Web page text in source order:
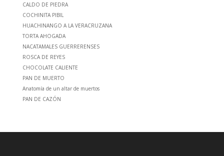
CALDO DE PIEDRA
COCHINITA PIBIL
HUACHINANGO A LA VERACRUZANA
TORTA AHOGADA
NACATAMALES GUERRERENSES
ROSCA DE REYES
CHOCOLATE CALIENTE
PAN DE MUERTO
Anatomía de un altar de muertos
PAN DE CAZÓN